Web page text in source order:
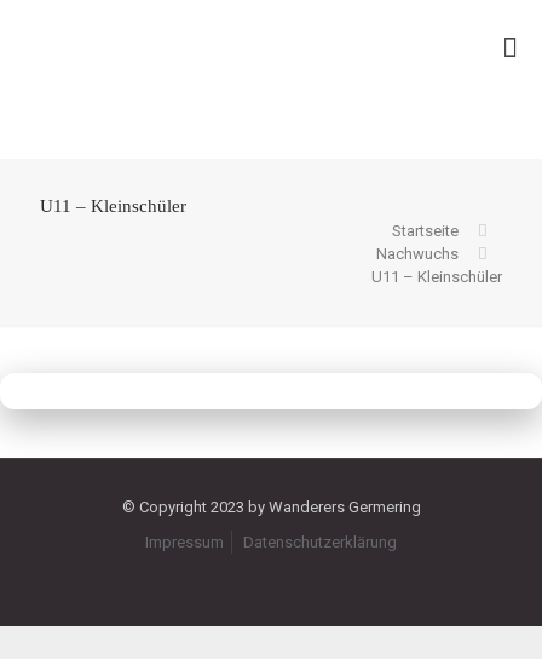
U11 – Kleinschüler
Startseite
Nachwuchs
U11 – Kleinschüler
© Copyright 2023 by Wanderers Germering
Impressum
Datenschutzerklärung